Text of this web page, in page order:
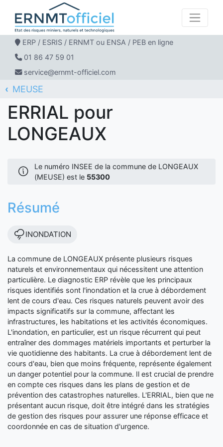
ERP / ESRIS / ERNMT ou ENSA / PEB en ligne
01 86 47 59 01
service@ernmt-officiel.com
ERNMT Officiel
ERRIAL
MEUSE
LONGEAUX
ERRIAL pour
LONGEAUX
Le numéro INSEE de la commune de LONGEAUX
(MEUSE) est le 55300
Résumé
INONDATION
La commune de LONGEAUX présente plusieurs risques
naturels et environnementaux qui nécessitent une attention
particulière. Le diagnostic ERP révèle que les principaux
risques identifiés sont l'inondation et la crue à débordement
lent de cours d'eau. Ces risques naturels peuvent avoir des
impacts significatifs sur la commune, affectant les
infrastructures, les habitations et les activités économiques.
L'inondation, en particulier, est un risque récurrent qui peut
entraîner des dommages matériels importants et perturber la
vie quotidienne des habitants. La crue à débordement lent de
cours d'eau, bien que moins fréquente, représente également
un danger potentiel pour la commune. Il est crucial de prendre
en compte ces risques dans les plans de gestion et de
prévention des catastrophes naturelles. L'ERRIAL, bien que ne
présentant aucun risque, doit être intégré dans les stratégies
de gestion des risques pour assurer une réponse efficace et
coordonnée en cas de situation d'urgence.